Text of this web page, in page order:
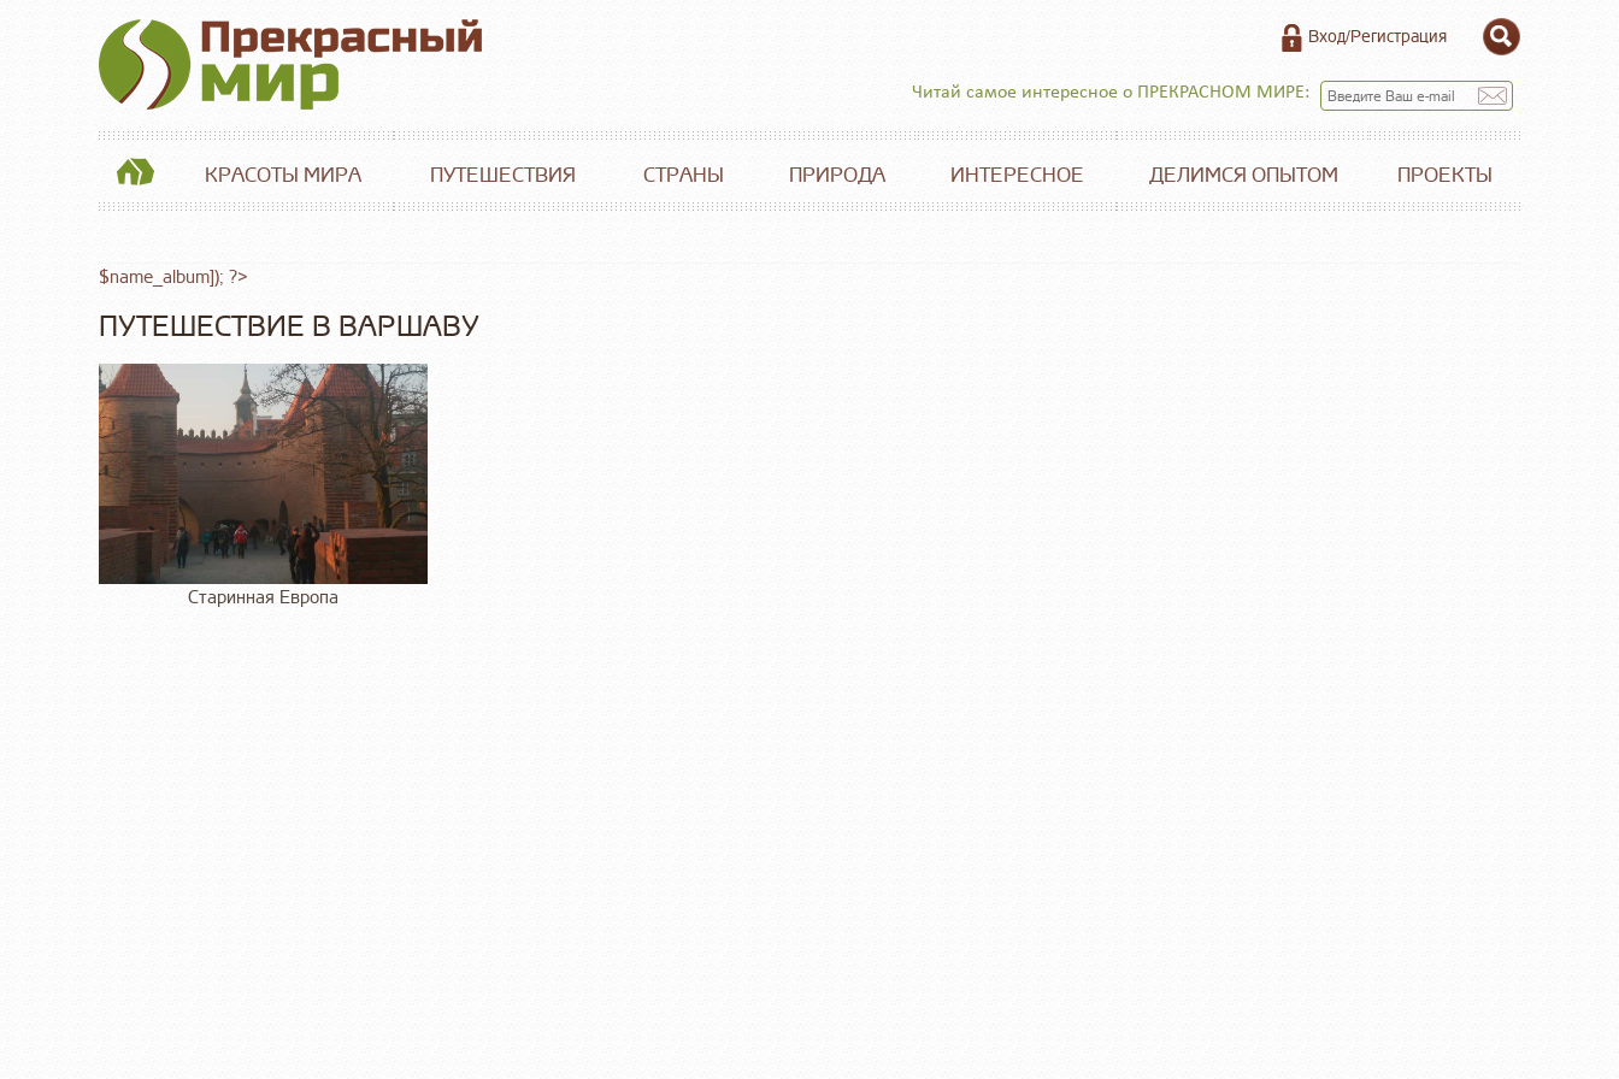
Вход/Регистрация
Читай самое интересное о ПРЕКРАСНОМ МИРЕ:
КРАСОТЫ МИРА ПУТЕШЕСТВИЯ СТРАНЫ ПРИРОДА ИНТЕРЕСНОЕ ДЕЛИМСЯ ОПЫТОМ ПРОЕКТЫ
$name_album]); ?>
ПУТЕШЕСТВИЕ В ВАРШАВУ
Старинная Европа